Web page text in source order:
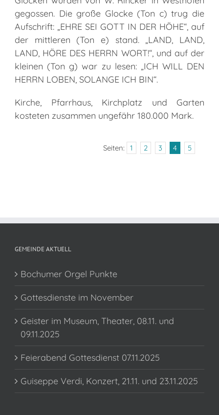
gegossen. Die große Glocke (Ton c) trug die
Aufschrift: „EHRE SEI GOTT IN DER HÖHE“, auf
der mittleren (Ton e) stand. „LAND, LAND,
LAND, HÖRE DES HERRN WORT!“, und auf der
kleinen (Ton g) war zu lesen: „ICH WILL DEN
HERRN LOBEN, SOLANGE ICH BIN“.
Kirche, Pfarrhaus, Kirchplatz und Garten
kosteten zusammen ungefähr 180.000 Mark.
Seiten: 1 2 3 4 5
GEMEINDE AKTUELL
Bochumer Orgel Punkte
Gottesdienste im November
Geister im Museum, Theater, 08.11. und
09.11.2025
Feierabend Gottesdienst 07.11.2025
Guiseppe Verdi, Konzert, 21.11. und 23.11.2025